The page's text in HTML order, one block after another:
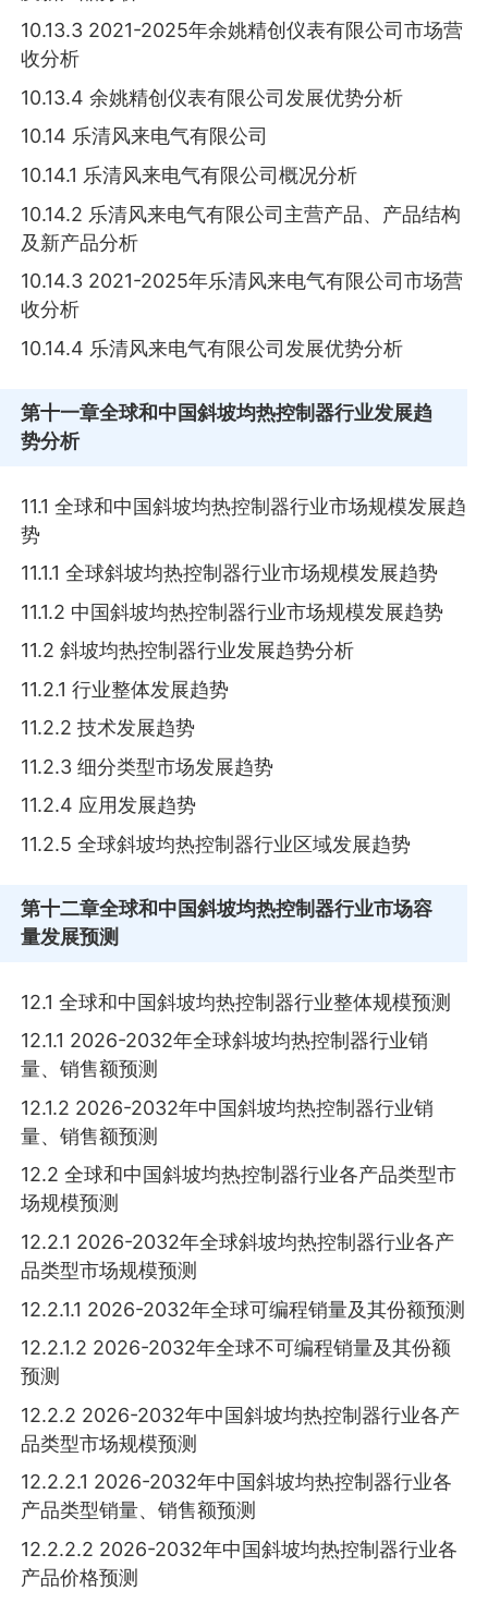
10.13.3 2021-2025年余姚精创仪表有限公司市场营
收分析
10.13.4 余姚精创仪表有限公司发展优势分析
10.14 乐清风来电气有限公司
10.14.1 乐清风来电气有限公司概况分析
10.14.2 乐清风来电气有限公司主营产品、产品结构
及新产品分析
10.14.3 2021-2025年乐清风来电气有限公司市场营
收分析
10.14.4 乐清风来电气有限公司发展优势分析
第十一章全球和中国斜坡均热控制器行业发展趋
势分析
11.1 全球和中国斜坡均热控制器行业市场规模发展趋
势
11.1.1 全球斜坡均热控制器行业市场规模发展趋势
11.1.2 中国斜坡均热控制器行业市场规模发展趋势
11.2 斜坡均热控制器行业发展趋势分析
11.2.1 行业整体发展趋势
11.2.2 技术发展趋势
11.2.3 细分类型市场发展趋势
11.2.4 应用发展趋势
11.2.5 全球斜坡均热控制器行业区域发展趋势
第十二章全球和中国斜坡均热控制器行业市场容
量发展预测
12.1 全球和中国斜坡均热控制器行业整体规模预测
12.1.1 2026-2032年全球斜坡均热控制器行业销
量、销售额预测
12.1.2 2026-2032年中国斜坡均热控制器行业销
量、销售额预测
12.2 全球和中国斜坡均热控制器行业各产品类型市
场规模预测
12.2.1 2026-2032年全球斜坡均热控制器行业各产
品类型市场规模预测
12.2.1.1 2026-2032年全球可编程销量及其份额预测
12.2.1.2 2026-2032年全球不可编程销量及其份额
预测
12.2.2 2026-2032年中国斜坡均热控制器行业各产
品类型市场规模预测
12.2.2.1 2026-2032年中国斜坡均热控制器行业各
产品类型销量、销售额预测
12.2.2.2 2026-2032年中国斜坡均热控制器行业各
产品价格预测